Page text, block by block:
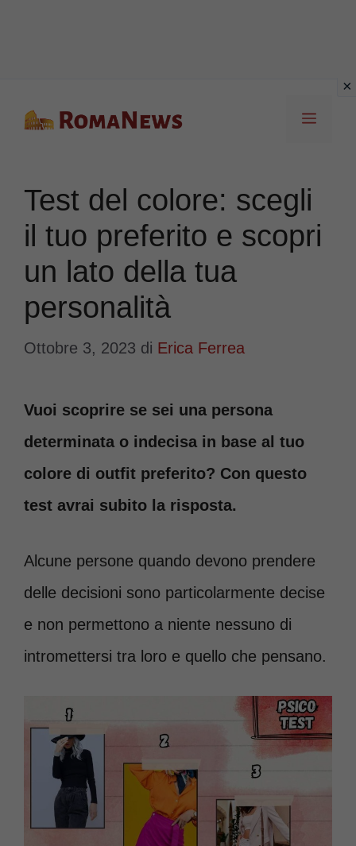
Menu
Test del colore: scegli
il tuo preferito e scopri
un lato della tua
personalità
Ottobre 3, 2023 di Erica Ferrea
Vuoi scoprire se sei una persona
determinata o indecisa in base al tuo
colore di outfit preferito? Con questo
test avrai subito la risposta.
Alcune persone quando devono prendere
delle decisioni sono particolarmente decise
e non permettono a niente nessuno di
intromettersi tra loro e quello che pensano.